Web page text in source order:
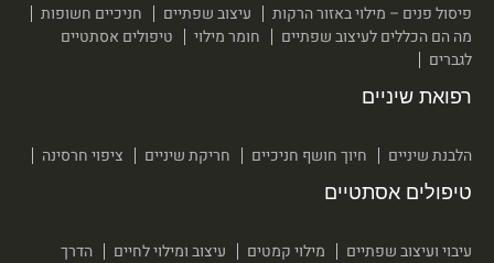
טיפולים אסתטיים
עיבוי ועיצוב שפתיים מילוי קמטים עיצוב ומילוי לחיים
הדרך
רפואת שיניים
הלבנת שיניים חיוך חושף חניכיים חריקת שיניים ציפוי חרסינה
פיסול פנים – מילוי באזור הרקות עיצוב שפתיים
חניכיים חשופות
מה הם הכללים לעיצוב שפתיים
חומר מילוי
טיפולים אסתטיים
לגברים